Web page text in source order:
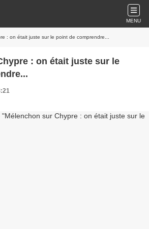
MENU
: on était juste sur le point de comprendre...
: on était juste sur le